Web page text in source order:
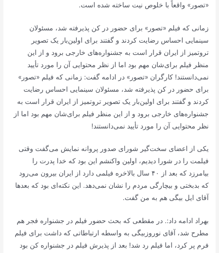
«تصور» واقعاً با خلوص نیت ساخته شده است.
زمانی که فیلم «تصور» برای حضور در کن پذیرفته شد، مسئولان
سینمایی احساس رضایت کردند و گفتند برای اولین‌بار یک تصویر
تروتمیز از ایران قرار است به جشنواره‌های خارجی برود و از این
منظر فیلم برای‌شان مهم بود اما از نظر محتوایی آن را مورد تأیید
نمی‌دانستند! کارگران «تصور» در ادامه گفت: زمانی که فیلم «تصور»
برای حضور در کن پذیرفته شد، مسئولان سینمایی احساس رضایت
کردند و گفتند برای اولین‌بار یک تصویر تروتمیز از ایران قرار است به
جشنواره‌های خارجی برود و از این منظر فیلم برای‌شان مهم بود اما از
نظر محتوایی آن را مورد تأیید نمی‌دانستند!
یکی از اعضای سخت‌گیر شورای صدور پروانه نمایش می‌گفت وقتی
فیلمت را در شورا دیدیم، اولین واکنشم این بود که خدا پدرت را
بیامرزد که بعد از ۴۰ سال بالاخره فیلمی دارد از ایران بیرون می‌رود
که بدبختی و بیچارگی مردم را نشان نمی‌دهد. این نکته‌ای بود که بعدها
آقای ایل بیگی هم به من گفت.
بهراد ادامه داد:. در مقطعی که بحث حضور فیلم در جشنواره فجر هم
مطرح شد، آقای نوروزبیگی به واسطه ارتباطاتی که داشت برای فیلم
فرم پر کرد، اما فیلم رد شد! بعد از پذیرش فیلم در جشنواره کن بود